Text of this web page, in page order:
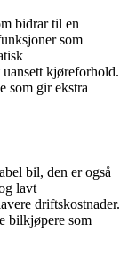
bidrar til en
som
kjøreforhold.
som gir ekstra
bil, den er også
lavt
driftskostnader.
bilkjøpere som